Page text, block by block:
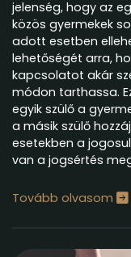
jelenség, hogy az
közös gyermekek
adott esetben
lehetőségét arra,
kapcsolatot akár
módon tarthassa.
egyik szülő a
a másik szülő
esetekben a
van a jogsértés
Tovább olvasom